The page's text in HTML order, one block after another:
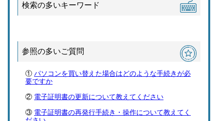
検索の多いキーワード
参照の多いご質問
パソコンを買い替えた場合はどのような手続きが必
要ですか
電子証明書の更新について教えてください
電子証明書の再発行手続き・操作について教えてく